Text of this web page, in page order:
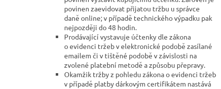
povinen zaevidovat přijatou tržbu u správce
daně online; v případě technického výpadku pak
nejpozději do 48 hodin.
Prodávající vystavuje účtenky dle zákona
o evidenci tržeb v elektronické podobě zasílané
emailem či v tištěné podobě v závislosti na
zvolené platební metodě a způsobu přepravy.
Okamžik tržby z pohledu zákona o evidenci tržeb
v případě platby dárkovým certifikátem nastává